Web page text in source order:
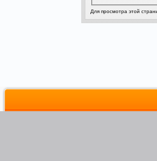
Для просмотра этой